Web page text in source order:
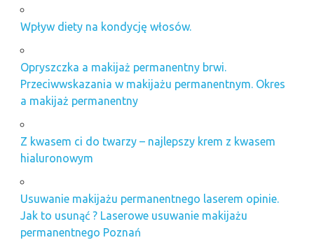
Wpływ diety na kondycję włosów.
Opryszczka a makijaż permanentny brwi.
Przeciwwskazania w makijażu permanentnym. Okres
a makijaż permanentny
Z kwasem ci do twarzy – najlepszy krem z kwasem
hialuronowym
Usuwanie makijażu permanentnego laserem opinie.
Jak to usunąć ? Laserowe usuwanie makijażu
permanentnego Poznań